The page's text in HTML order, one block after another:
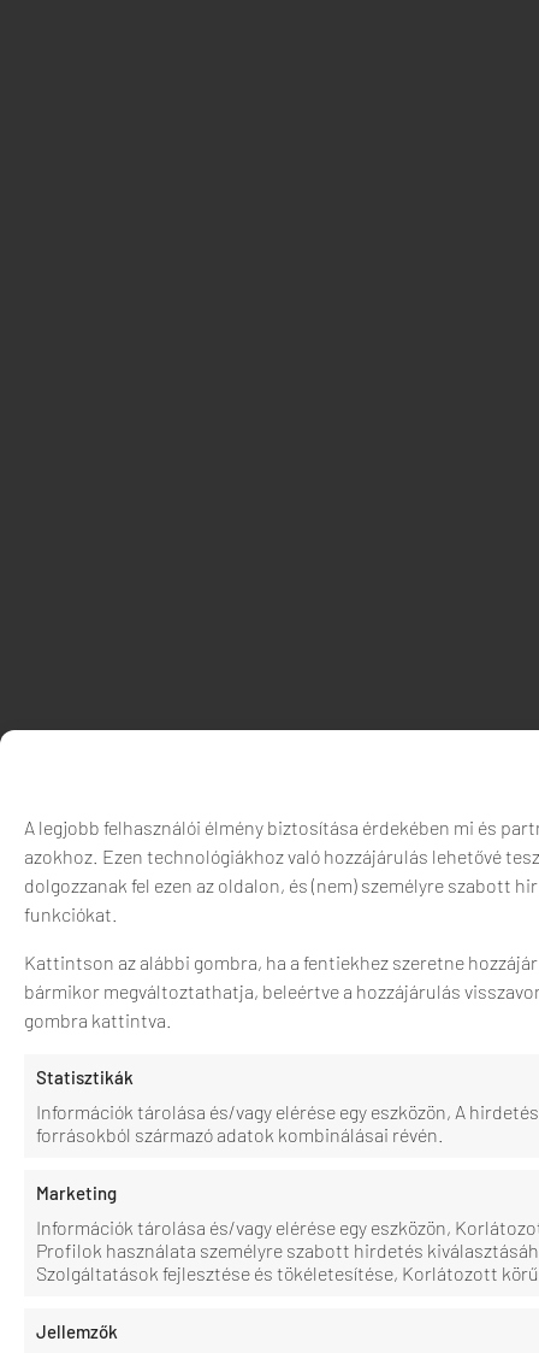
A legjobb felhasználói élmény biztosítása érdekében mi és
azokhoz. Ezen technológiákhoz való hozzájárulás lehetővé
dolgozzanak fel ezen az oldalon, és (nem) személyre szabott
funkciókat.
Kattintson az alábbi gombra, ha a fentiekhez szeretne
bármikor megváltoztathatja, beleértve a hozzájárulás
gombra kattintva.
Statisztikák
Információk tárolása és/vagy elérése egy eszközön, A
forrásokból származó adatok kombinálásai révén.
Marketing
Információk tárolása és/vagy elérése egy eszközön,
Profilok használata személyre szabott hirdetés
Szolgáltatások fejlesztése és tökéletesítése, Korlátozott
Jellemzők